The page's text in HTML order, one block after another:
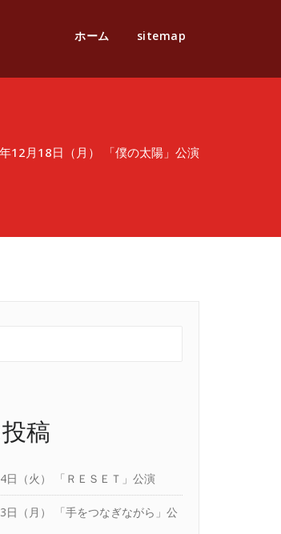
ホーム sitemap
12月18日（月） 「僕の太陽」公演
稿
日（火） 「ＲＥＳＥＴ」公演
日（月） 「手をつなぎながら」公